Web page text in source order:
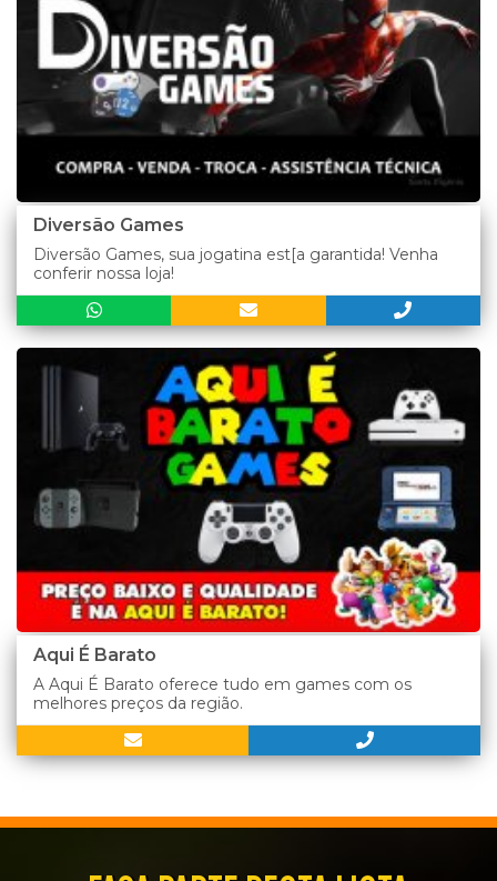
Diversão Games
Diversão Games, sua jogatina est[a garantida! Venha
conferir nossa loja!
Aqui É Barato
A Aqui É Barato oferece tudo em games com os
melhores preços da região.